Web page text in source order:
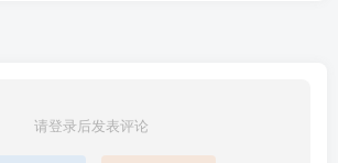
请登录后发表评论